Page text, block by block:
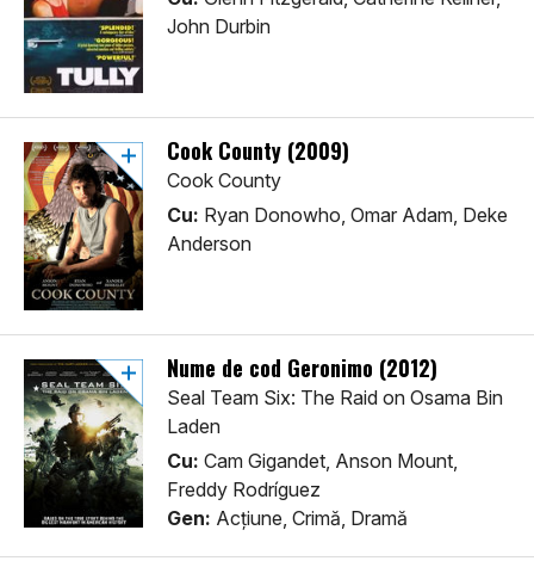
John Durbin
Cook County (2009)
Cook County
Cu: Ryan Donowho, Omar Adam, Deke
Anderson
Nume de cod Geronimo (2012)
Seal Team Six: The Raid on Osama Bin
Laden
Cu: Cam Gigandet, Anson Mount,
Freddy Rodríguez
Gen: Acţiune, Crimă, Dramă